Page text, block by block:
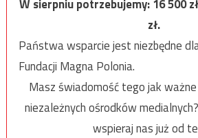
W sierpniu potrzebujemy:16 500
zł.
Państwa wsparcie jest niezbędne
Fundacji Magna Polonia.
Masz świadomość tego jak
niezależnych ośrodków
wspieraj nas już od